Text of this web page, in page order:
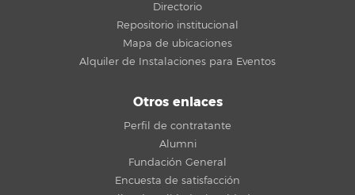
Directorio
Repositorio institucional
Mapa de ubicaciones
Alquiler de Instalaciones para Eventos
Otros enlaces
Perfil de contratante
Alumni
Fundación General
Encuesta de satisfacción